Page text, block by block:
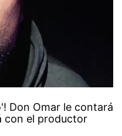
Don Omar le contará
con el productor